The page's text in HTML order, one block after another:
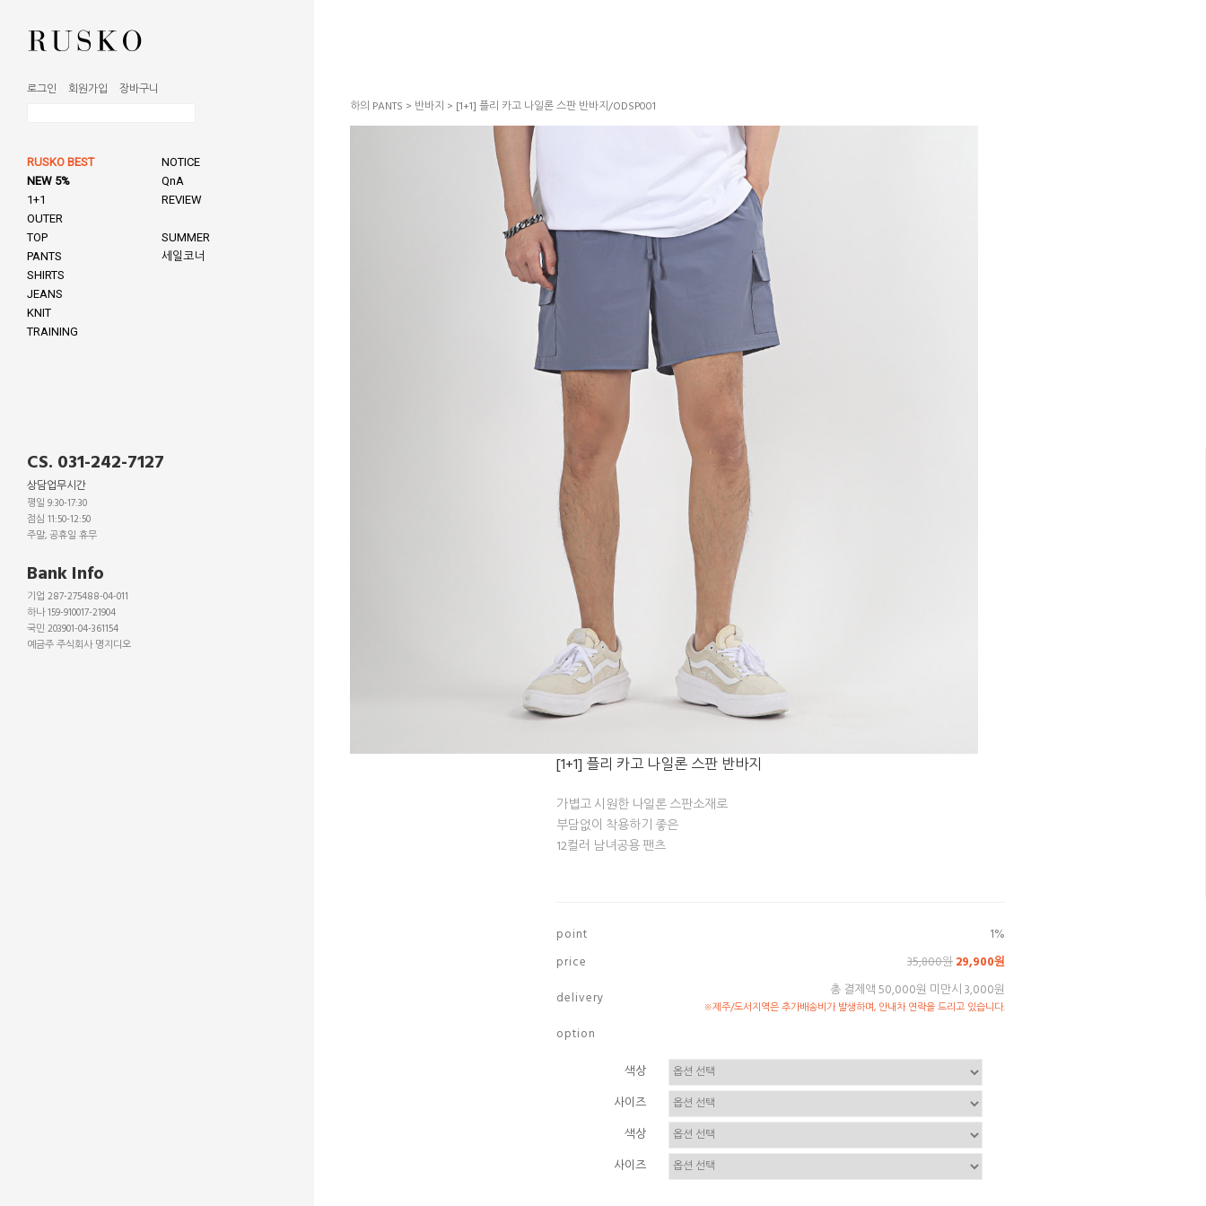
로그인 회원가입 장바구니
RUSKO BEST
NEW 5%
1+1
OUTER
TOP
PANTS
SHIRTS
JEANS
KNIT
TRAINING
NOTICE
QnA
REVIEW
SUMMER
세일코너
CS. 031-242-7127
상담업무시간
평일 9:30-17:30
점심 11:50-12:50
주말, 공휴일 휴무
Bank Info
기업 287-275488-04-011
하나 159-910017-21904
국민 203901-04-361154
예금주 주식회사 명지디오
하의 PANTS > 반바지 > [1+1] 플리 카고 나일론 스판 반바지/ODSP001
[1+1] 플리 카고 나일론 스판 반바지
가볍고 시원한 나일론 스판소재로
부담없이 착용하기 좋은
12컬러 남녀공용 팬츠
p o i n t
1%
p r i c e
35,800원29,900원
d e l i v e r y
총 결제액 50,000원 미만시 3,000원
※제주/도서지역은 추가배송비가 발생하며, 안내차 연락을 드리고 있습니다.
o p t i o n
색상
사이즈
색상
사이즈